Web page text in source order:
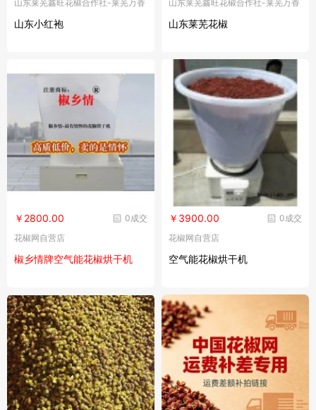
山东莱芜鑫旺花椒合作社-莱芜万香
源商贸有限公司
山东小红袍
山东莱芜鑫旺花椒合作社-莱芜万香
源商贸有限公司
山东莱芜花椒
0成交
￥2800.00
花椒网自营店
椒乡情牌空气能花椒烘干机
0成交
￥3900.00
花椒网自营店
空气能花椒烘干机